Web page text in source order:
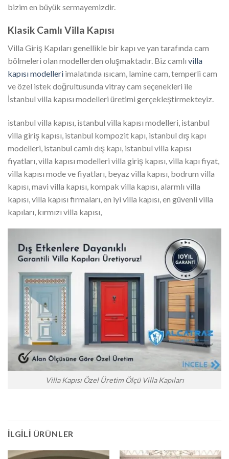
bizim en büyük sermayemizdir.
Klasik Camlı Villa Kapısı
Villa Giriş Kapıları genellikle bir kapı ve yan tarafında cam
bölmeleri olan modellerden oluşmaktadır. Biz camlı villa
kapısı modelleri imalatında ısıcam, lamine cam, temperli cam
ve özel istek doğrultusunda vitray cam seçenekleri ile
İstanbul villa kapısı modelleri üretimi gerçekleştirmekteyiz.
istanbul villa kapısı, istanbul villa kapısı modelleri, istanbul
villa giriş kapısı, istanbul kompozit kapı, istanbul dış kapı
modelleri, istanbul camlı dış kapı, istanbul villa kapısı
fiyatları, villa kapısı modelleri villa giriş kapısı, villa kapı fiyat,
villa kapısı mode ve fiyatları, beyaz villa kapısı, bodrum villa
kapısı, mavi villa kapısı, kompak villa kapısı, alarmlı villa
kapısı, villa kapısı firmaları, en iyi villa kapısı, en güvenli villa
kapıları, kırmızı villa kapısı,
Villa Kapısı Özel Üretim Ölçü Villa Kapıları
İLGILI ÜRÜNLER